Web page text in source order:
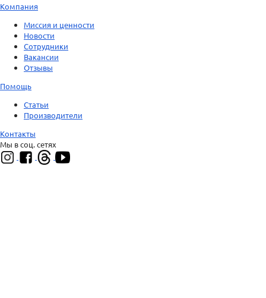
Компания
Миссия и ценности
Новости
Сотрудники
Вакансии
Отзывы
Помощь
Статьи
Производители
Контакты
Мы в соц. сетях